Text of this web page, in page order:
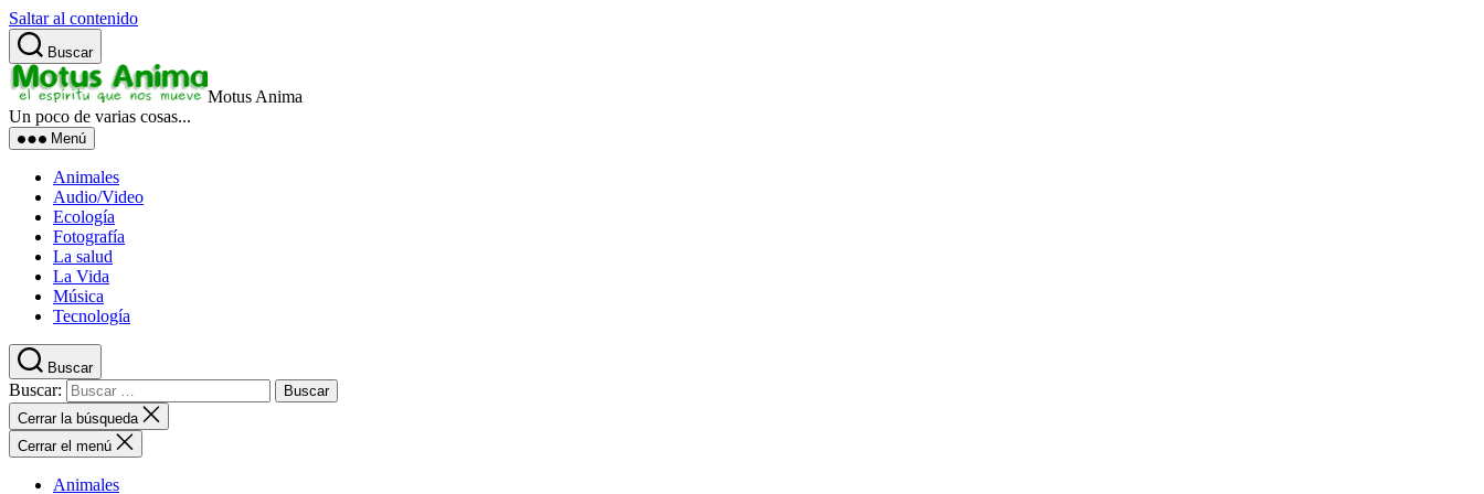
Saltar al contenido
Buscar
Motus Anima
Un poco de varias cosas...
Menú
Animales
Audio/Video
Ecología
Fotografía
La salud
La Vida
Música
Tecnología
Buscar
Buscar:
Cerrar la búsqueda
Cerrar el menú
Animales